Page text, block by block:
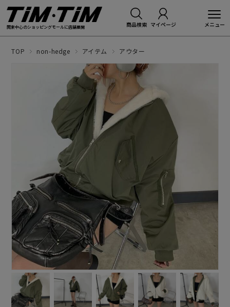
関東中心のショッピングモールに店舗展開 商品検索 マイページ
TOP non-hedge アイテム アウター